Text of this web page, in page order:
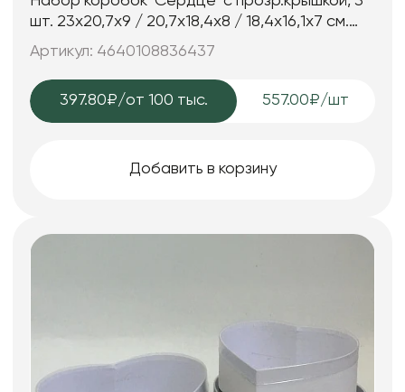
шт. 23x20,7x9 / 20,7x18,4x8 / 18,4x16,1x7 см.
сиреневый
Артикул: 4640108836437
397.80₽/от 100 тыс. 557.00₽/шт
Добавить в корзину